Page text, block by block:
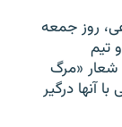
روز جمعه
تیم
شعار «مرگ
آنها درگیر